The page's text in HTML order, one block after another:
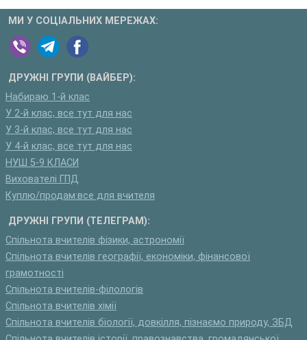
МИ У СОЦІАЛЬНИХ МЕРЕЖАХ:
ДРУЖНІ ГРУПИ (ВАЙБЕР):
Набираю 1-й клас
У 2-й клас, все тут для нас
У 3-й клас, все тут для нас
У 4-й клас, все тут для нас
НУШ 5-9 КЛАСИ
Вихователі ГПД
Куплю/продам:все для вчителя
ДРУЖНІ ГРУПИ (ТЕЛЕГРАМ):
Спільнота вчителів фізики, астрономії
Спільнота вчителів географії, економіки, фінансової
грамотності
Спільнота вчителів-філологів
Спільнота вчителів хімії
Спільнота вчителів біології, довкілля, пізнаємо природу, ЗБД